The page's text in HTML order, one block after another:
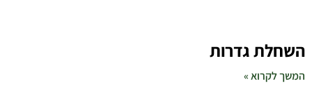
השחלת גדרות
המשך לקרוא »